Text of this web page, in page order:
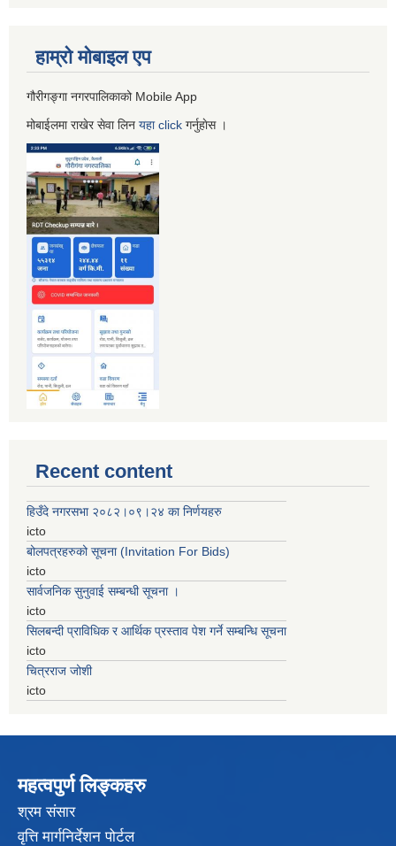
हाम्रो माेबाइल एप
गौरीगङ्गा नगरपालिकाको Mobile App
मोबाईलमा राखेर सेवा लिन यहाclick गर्नुहाेस ।
Recent content
हिउँदे नगरसभा २०८२।०९।२४ का निर्णयहरु
icto
बोलपत्रहरुको सूचना (Invitation For Bids)
icto
सार्वजनिक सुनुवाई सम्बन्धी सूचना ।
icto
सिलबन्दी प्राविधिक र आर्थिक प्रस्ताव पेश गर्ने सम्बन्धि सूचना
icto
चित्रराज जोशी
icto
महत्वपुर्ण लिङ्कहरु
श्रम संसार
वृत्ति मार्गनिर्देशन पोर्टल